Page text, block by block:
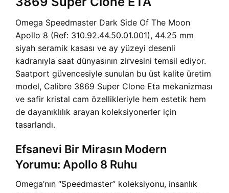
Omega Speedmaster Dark Side Of The Moon
Apollo 8 (Ref: 310.92.44.50.01.001), 44.25 mm
siyah seramik kasası ve ay yüzeyi desenli
kadranıyla saat dünyasının zirvesini temsil ediyor.
Saatport güvencesiyle sunulan bu üst kalite üretim
model, Calibre 3869 Super Clone Eta mekanizması
ve safir kristal cam özellikleriyle hem estetik hem
de dayanıklılık arayan koleksiyonerler için
tasarlandı.
Efsanevi Bir Mirasın Modern
Yorumu: Apollo 8 Ruhu
Omega’nın “Speedmaster” koleksiyonu, insanlık